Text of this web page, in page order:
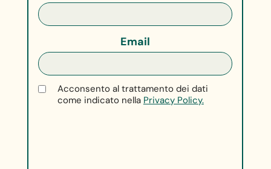
Email
Acconsento al trattamento dei dati
come indicato nella Privacy Policy.